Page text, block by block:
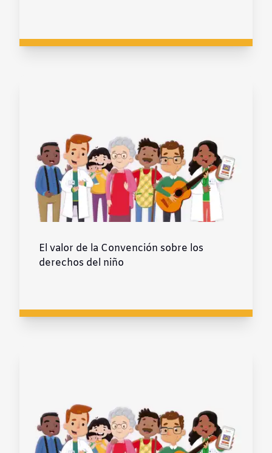
El valor de la Convención sobre los
derechos del niño